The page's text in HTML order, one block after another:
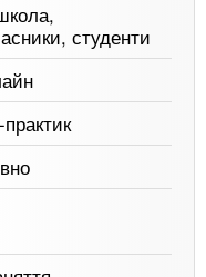
студенти